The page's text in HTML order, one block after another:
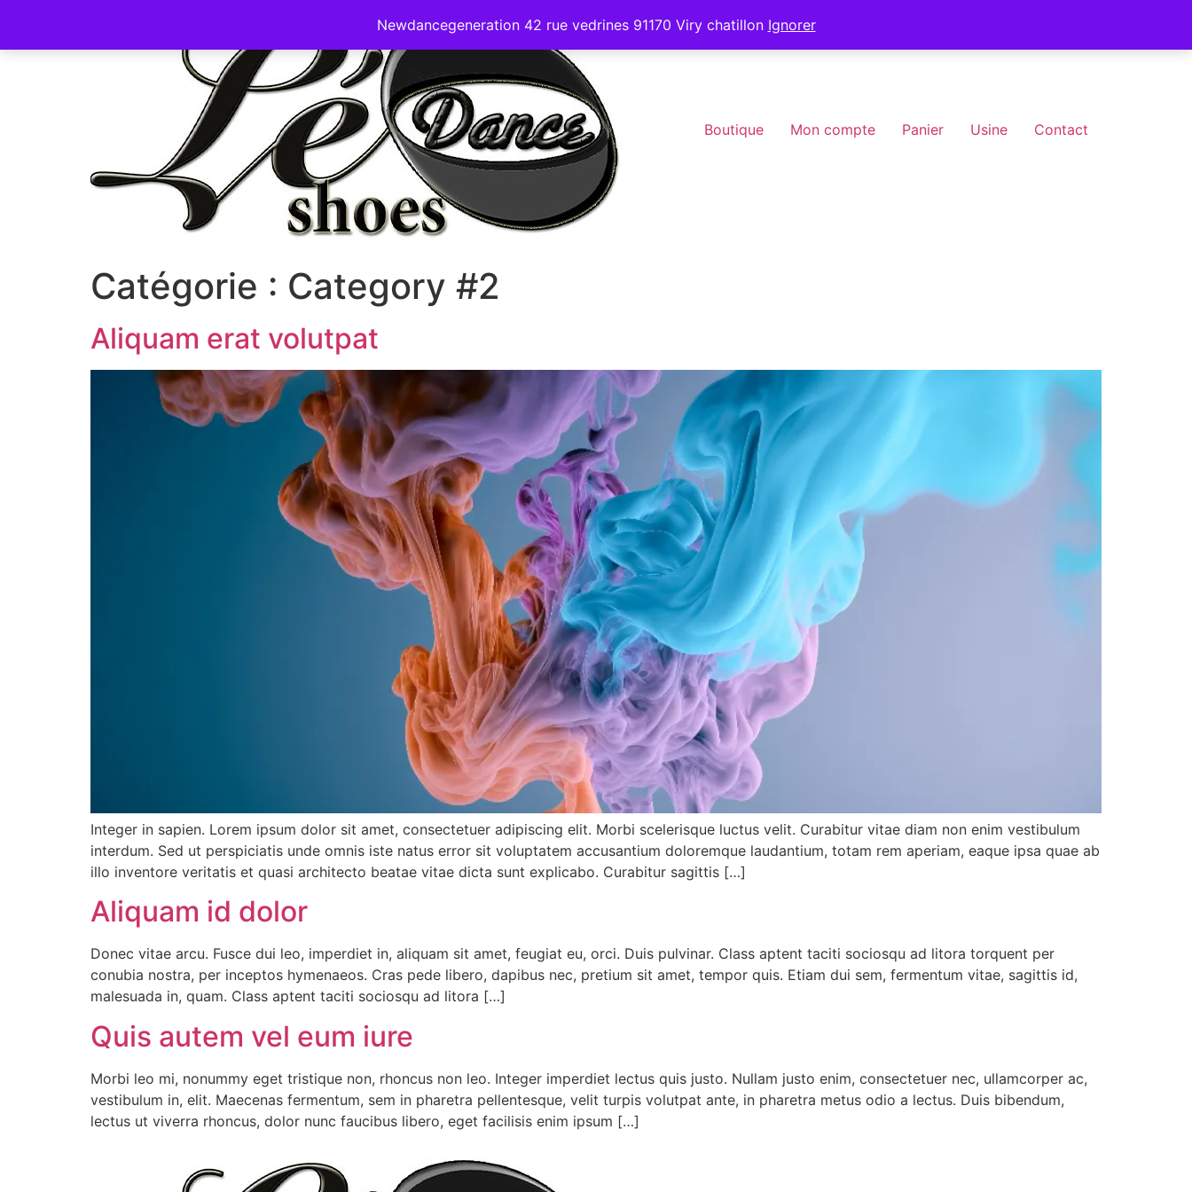
Newdancegeneration 42 rue vedrines 91170 Viry chatillon Ignorer
Boutique Mon compte Panier Usine Contact
Catégorie : Category #2
Aliquam erat volutpat
Integer in sapien. Lorem ipsum dolor sit amet, consectetuer adipiscing elit. Morbi scelerisque luctus velit. Curabitur vitae diam non enim vestibulum
interdum. Sed ut perspiciatis unde omnis iste natus error sit voluptatem accusantium doloremque laudantium, totam rem aperiam, eaque ipsa quae ab
illo inventore veritatis et quasi architecto beatae vitae dicta sunt explicabo. Curabitur sagittis […]
Aliquam id dolor
Donec vitae arcu. Fusce dui leo, imperdiet in, aliquam sit amet, feugiat eu, orci. Duis pulvinar. Class aptent taciti sociosqu ad litora torquent per
conubia nostra, per inceptos hymenaeos. Cras pede libero, dapibus nec, pretium sit amet, tempor quis. Etiam dui sem, fermentum vitae, sagittis id,
malesuada in, quam. Class aptent taciti sociosqu ad litora […]
Quis autem vel eum iure
Morbi leo mi, nonummy eget tristique non, rhoncus non leo. Integer imperdiet lectus quis justo. Nullam justo enim, consectetuer nec, ullamcorper ac,
vestibulum in, elit. Maecenas fermentum, sem in pharetra pellentesque, velit turpis volutpat ante, in pharetra metus odio a lectus. Duis bibendum,
lectus ut viverra rhoncus, dolor nunc faucibus libero, eget facilisis enim ipsum […]